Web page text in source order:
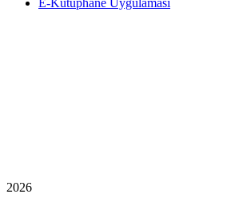
E-Kütüphane Uygulaması
2026